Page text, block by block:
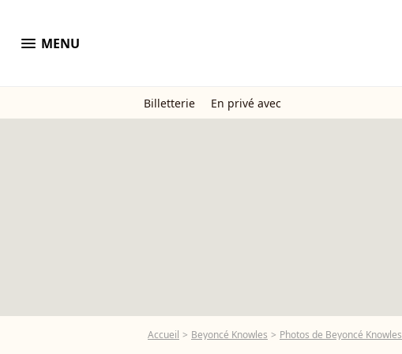
menu MENU
Billetterie En privé avec
Accueil Beyoncé Knowles Photos de Beyoncé Knowles